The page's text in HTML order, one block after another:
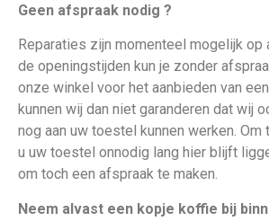
Geen afspraak nodig ?
Reparaties zijn momenteel mogelijk op
de openingstijden kun je zonder
onze winkel voor het aanbieden van een
kunnen wij dan niet garanderen dat wij
nog aan uw toestel kunnen werken. Om
u uw toestel onnodig lang hier blijft
om toch een afspraak te maken.
Neem alvast een kopje koffie bij